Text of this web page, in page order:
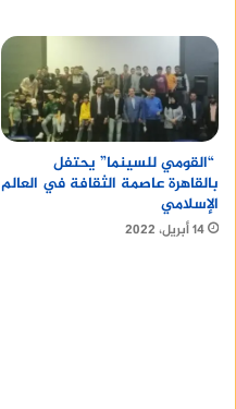
“القومي للسينما” يحتفل
بالقاهرة عاصمة الثقافة في العالم
الإسلامي
14 أبريل، 2022